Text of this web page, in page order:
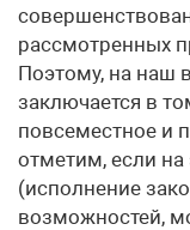
рассмотренных
Поэтому, на наш
заключается в
повсеместное и
отметим, если на
(исполнение
возможностей,